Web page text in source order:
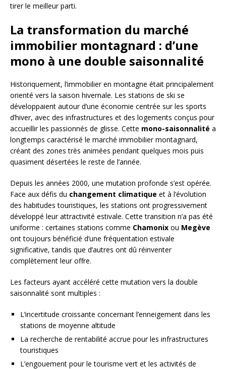
tirer le meilleur parti.
La transformation du marché
immobilier montagnard : d’une
mono à une double saisonnalité
Historiquement, l’immobilier en montagne était principalement
orienté vers la saison hivernale. Les stations de ski se
développaient autour d’une économie centrée sur les sports
d’hiver, avec des infrastructures et des logements conçus pour
accueillir les passionnés de glisse. Cette mono-saisonnalité a
longtemps caractérisé le marché immobilier montagnard,
créant des zones très animées pendant quelques mois puis
quasiment désertées le reste de l’année.
Depuis les années 2000, une mutation profonde s’est opérée.
Face aux défis du changement climatique et à l’évolution
des habitudes touristiques, les stations ont progressivement
développé leur attractivité estivale. Cette transition n’a pas été
uniforme : certaines stations comme Chamonix ou Megève
ont toujours bénéficié d’une fréquentation estivale
significative, tandis que d’autres ont dû réinventer
complètement leur offre.
Les facteurs ayant accéléré cette mutation vers la double
saisonnalité sont multiples :
L’incertitude croissante concernant l’enneigement dans les
stations de moyenne altitude
La recherche de rentabilité accrue pour les infrastructures
touristiques
L’engouement pour le tourisme vert et les activités de